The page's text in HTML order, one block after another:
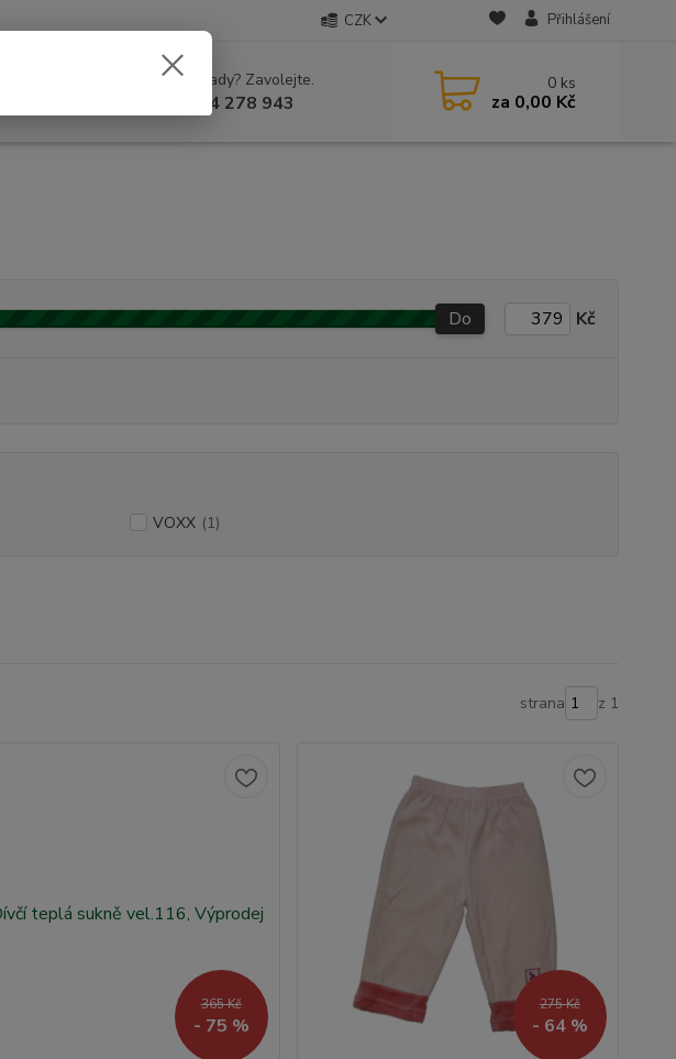
CZK Přihlášení
Nevíte si rady? Zavolejte.
+420 604 278 943
0 ks
za 0,00 Kč
Do Kč
VOXX (1)
strana z 1
365 Kč
- 75 %
275 Kč
- 64 %